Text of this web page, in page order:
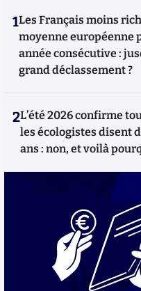
1Les Français moins
moyenne européenne
année consécutive :
grand déclassement ?
2L’été 2026 confirme
les écologistes disent
ans : non, et voilà